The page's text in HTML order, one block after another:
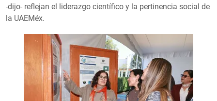
-dijo- reflejan el liderazgo científico y la pertinencia social de
la UAEMéx.